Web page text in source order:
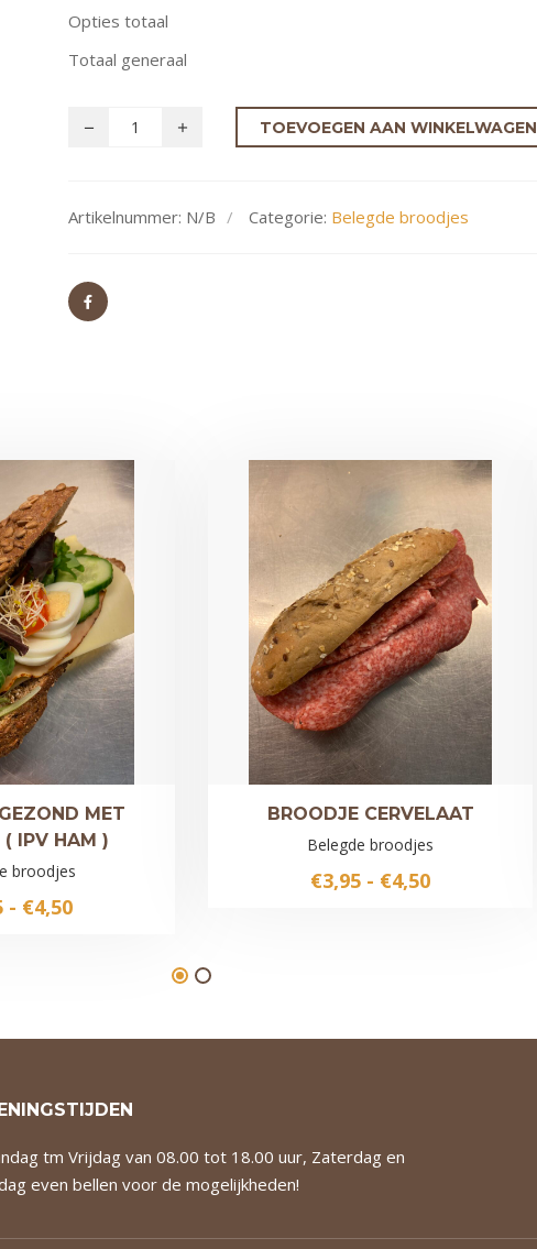
Opties totaal
Totaal generaal
TOEVOEGEN AAN WINKELWAGEN
Artikelnummer: N/B Categorie: Belegde broodjes
MET
( IPV HAM )
broodjes
- €4,50Prijsklasse:
BROODJE CERVELAAT
Belegde broodjes
€3,95 - €4,50Prijsklasse:
tm Vrijdag van 08.00 tot 18.00 uur, Zaterdag en
even bellen voor de mogelijkheden!